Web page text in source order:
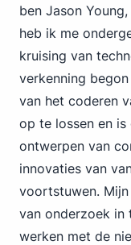
ben Jason
heb ik me
kruising van
verkenning
van het coderen
op te lossen en
ontwerpen van
innovaties van
voortstuwen.
van onderzoek
werken met de